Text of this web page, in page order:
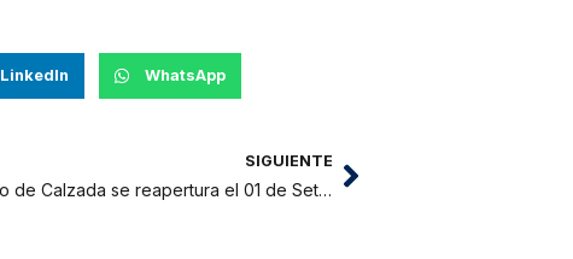
LinkedIn WhatsApp
SIGUIENTE
Visitas al Morro de Calzada se reapertura el 01 de Setiembre